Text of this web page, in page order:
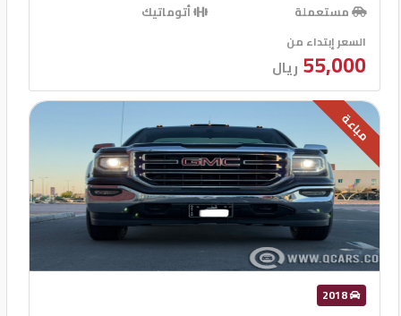
مستعملة
أتوماتيك
السعر إبتداء من
55,000 ريال
مباعة
2018